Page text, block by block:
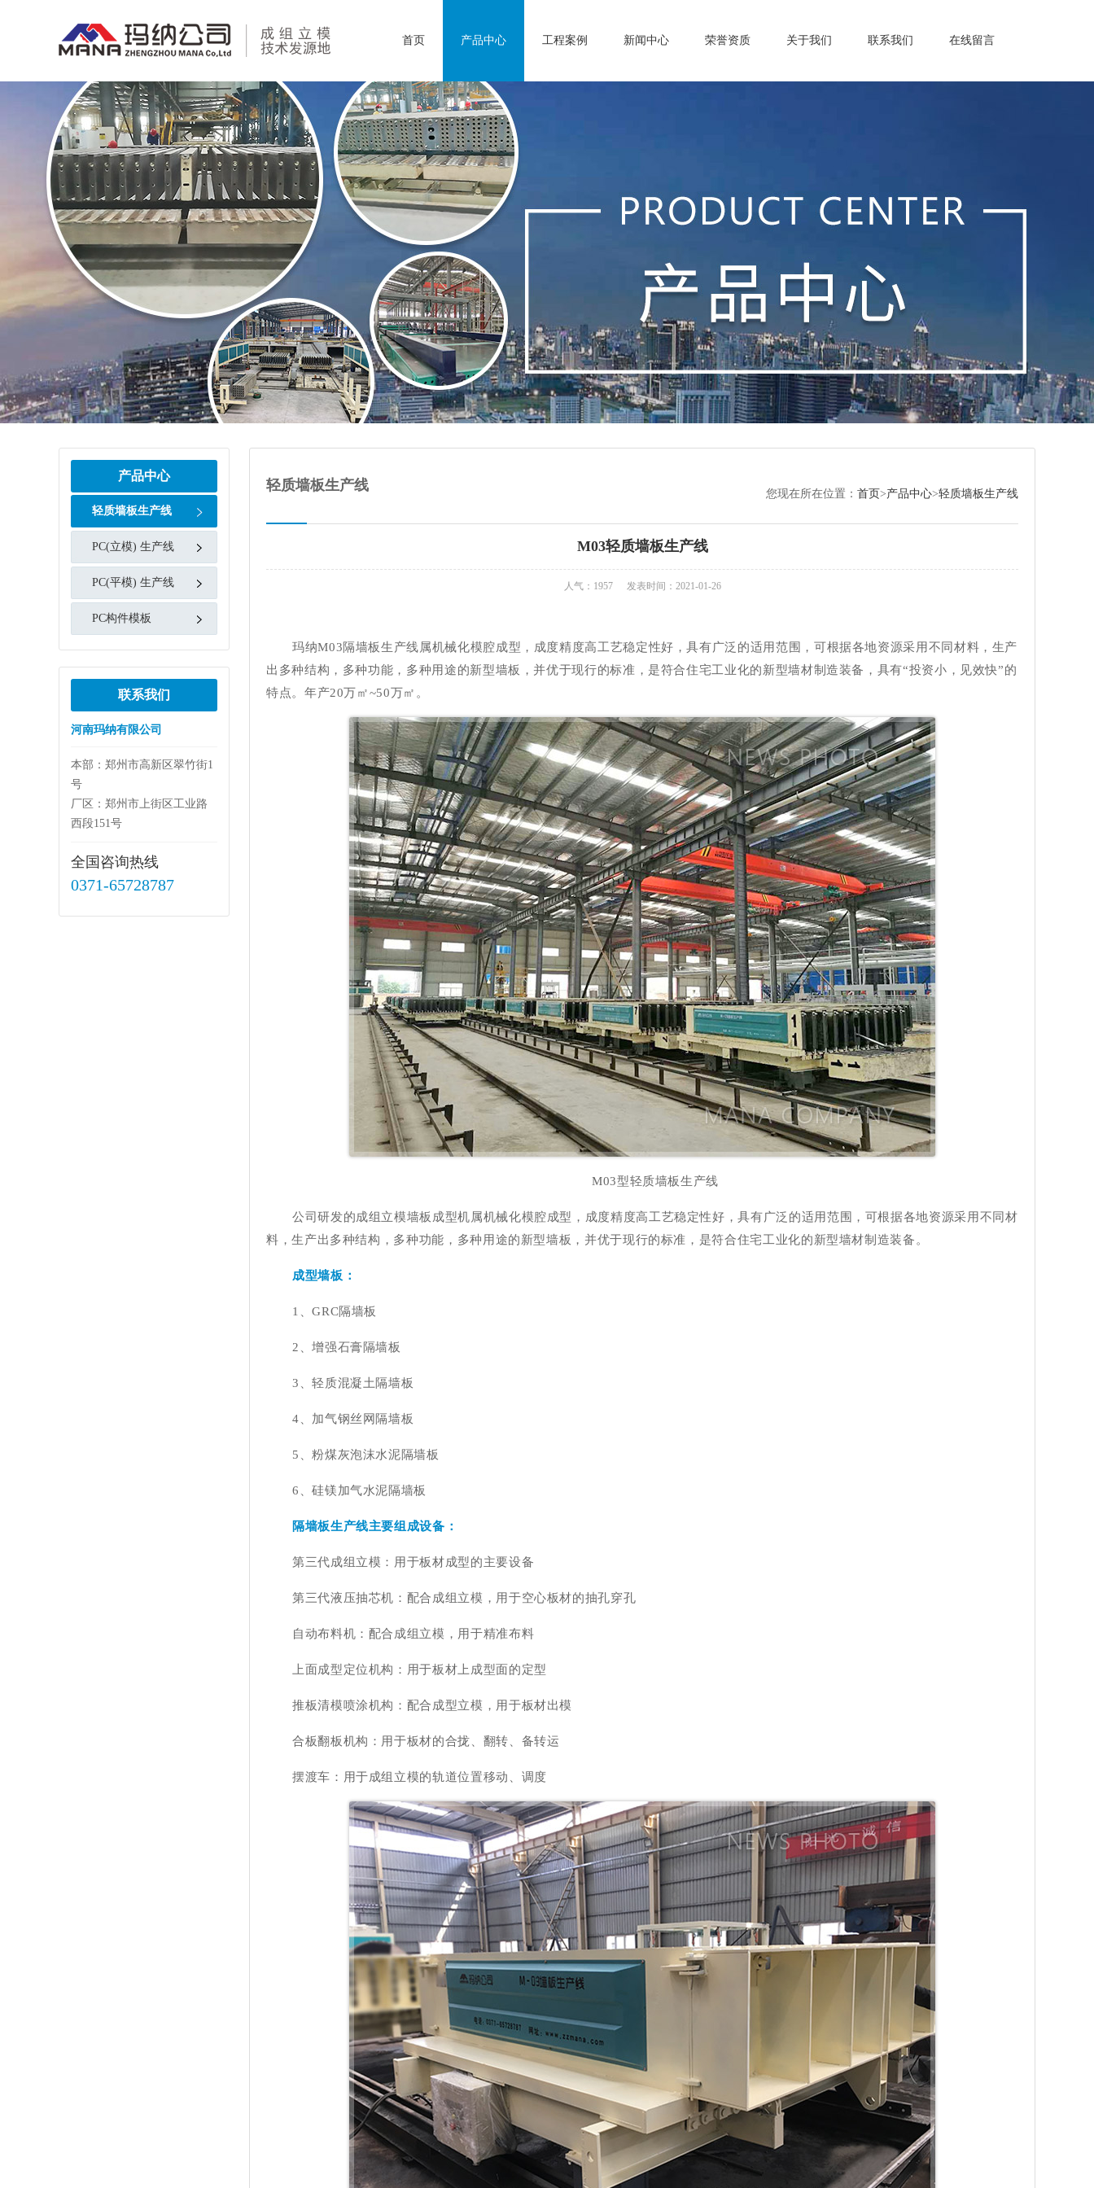
首页 产品中心 工程案例 新闻中心 荣誉资质 关于我们 联系我们 在线留言
产品中心
轻质墙板生产线
PC(立模) 生产线
PC(平模) 生产线
PC构件模板
联系我们
河南玛纳有限公司
本部：郑州市高新区翠竹街1
号
厂区：郑州市上街区工业路
西段151号
全国咨询热线
0371-65728787
您现在所在位置： 首页>产品中心>轻质墙板生产线
轻质墙板生产线
M03轻质墙板生产线
人气：1957 发表时间：2021-01-26
玛纳M03隔墙板生产线属机械化模腔成型，成度精度高工艺稳定性好，具有广泛的适用范围，可根据各地资源采用不同材料，生产
出多种结构，多种功能，多种用途的新型墙板，并优于现行的标准，是符合住宅工业化的新型墙材制造装备，具有“投资小，见效快”的
特点。年产20万㎡~50万㎡。
M03型轻质墙板生产线
公司研发的成组立模墙板成型机属机械化模腔成型，成度精度高工艺稳定性好，具有广泛的适用范围，可根据各地资源采用不同材
料，生产出多种结构，多种功能，多种用途的新型墙板，并优于现行的标准，是符合住宅工业化的新型墙材制造装备。
成型墙板：
1、GRC隔墙板
2、增强石膏隔墙板
3、轻质混凝土隔墙板
4、加气钢丝网隔墙板
5、粉煤灰泡沫水泥隔墙板
6、硅镁加气水泥隔墙板
隔墙板生产线主要组成设备：
第三代成组立模：用于板材成型的主要设备
第三代液压抽芯机：配合成组立模，用于空心板材的抽孔穿孔
自动布料机：配合成组立模，用于精准布料
上面成型定位机构：用于板材上成型面的定型
推板清模喷涂机构：配合成型立模，用于板材出模
合板翻板机构：用于板材的合拢、翻转、备转运
摆渡车：用于成组立模的轨道位置移动、调度